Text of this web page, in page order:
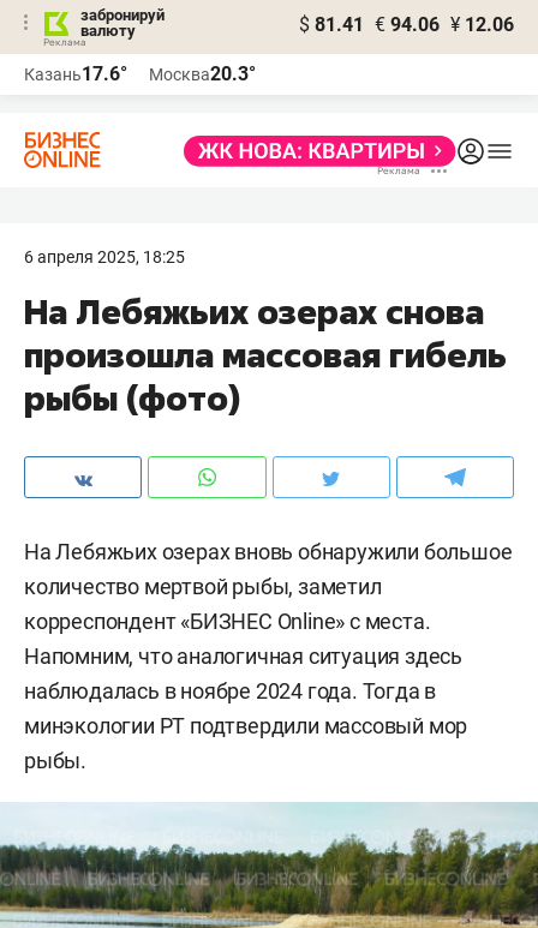
забронируй
валюту
$ 81.41 € 94.06 ¥ 12.06
Казань17.6° Москва20.3°
6 апреля 2025, 18:25
На Лебяжьих озерах снова
произошла массовая гибель
рыбы (фото)
На Лебяжьих озерах вновь обнаружили большое
количество мертвой рыбы, заметил
корреспондент «БИЗНЕС Online» с места.
Напомним, что аналогичная ситуация здесь
наблюдалась в ноябре 2024 года. Тогда в
минэкологии РТ подтвердили массовый мор
рыбы.